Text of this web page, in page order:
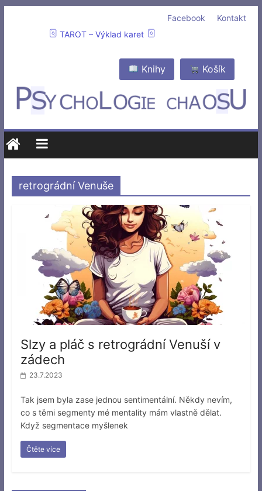
Kontakt
Facebook
TAROT – Výklad karet
Košík
Knihy
retrográdní Venuše
Slzy a pláč s retrográdní Venuší v
zádech
23.7.2023
Tak jsem byla zase jednou sentimentální. Někdy nevím,
co s těmi segmenty mé mentality mám vlastně dělat.
Když segmentace myšlenek
Čtěte více